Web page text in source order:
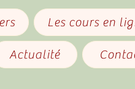
Les cours en
Actualité